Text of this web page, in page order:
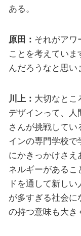
ある。
原田： それがアワ
ことを考えていま
んだろうなと思い
川上： 大切なとこ
デザインって、人
さんが挑戦して
インの専門学校で
にかきっかけさえ
ネルギーがあるこ
ドを通して新し
が多すぎる社会に
の持つ意味も大き